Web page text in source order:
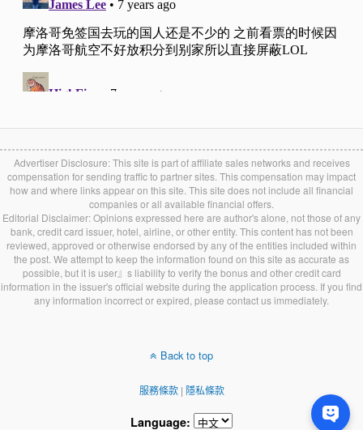
Advertiser Disclosure: This site is part of affiliate sales networks and receives
compensation for sending traffic to partner sites. This compensation may impact
how and where links appear on this site. This site does not include all financial
companies or all available financial offers.
Editorial Disclaimer: Opinions expressed here are author's alone, not those of any
bank, credit card issuer, hotel, airline, or other entity. This content has not been
reviewed, approved or otherwise endorsed by any of the entities included within
the post. We attempt to keep the information found on this site as accurate as
possible, but it is user』s liability to verify the bonus and other credit card
information in the issuer's official website during the application process. If you find
any information incorrect or expired, please contact us immediately.
Back to top
服務條款| 隱私條款
Language: